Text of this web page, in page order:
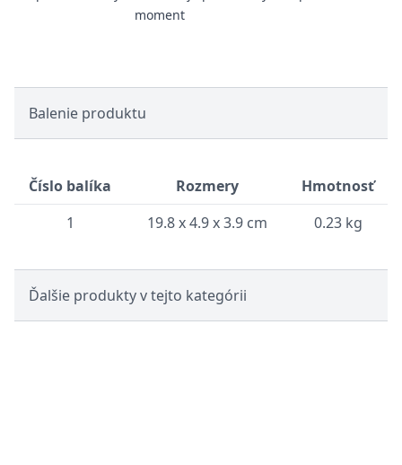
moment
Balenie produktu
Číslo balíka Rozmery
Hmotnosť
1
19.8 x 4.9 x 3.9 cm 0.23 kg
Ďalšie produkty v tejto kategórii